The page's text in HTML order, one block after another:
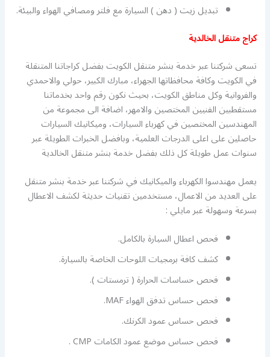
تبديل زيت ( دهن ) السيارة مع فلتر ومصافي الهواء والبيئة.
كراج متنقل الخالدية
تسعى شركتنا عبر خدمة بنشر متنقل الكويت بفضل كراجاتنا المتنقلة
في الكويت وكافة محافظاتها الجهراء، مبارك الكبير، حولي والاحمدي
والفروانية وكل مناطق الكويت، بحيث نكون رقم واحد بخدماتنا
مستقطبين الفنيين المختصين والامهر، اضافة الى مجموعة من
المهندسين المختصين في كهرباء السيارات، وميكانيك السيارات
حاصلين على اعلى الدرجات العلمية، وبافضل الخبرات الطويلة عبر
سنوات عمل طويلة كل ذلك بفضل خدمة بنشر متنقل الخالدية
يعمل مهندسوا الكهرباء والميكانيك في شركتنا عبر خدمة بنشر متنقل
على العديد من الاعمال، مستخدمين تقنيات حديثة لكشف الاعطال
بسرعة وسهولة عبر مايلي :
فحص اعطال السيارة بالكامل.
كشف كافة برمجيات اللوحات الخاصة بالسيارة.
فحص حساسات الحرارة ( ترمستات ).
فحص حساس تدفق الهواء MAF.
فحص حساس عمود الكرنك.
فحص حساس موضع عمود الكامات CMP .